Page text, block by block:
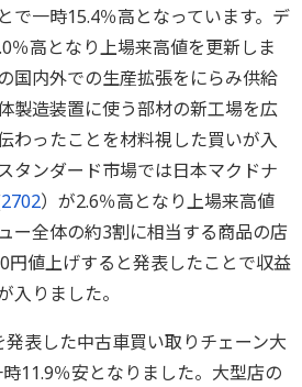
で一時15.4％高となっています。デ
％高となり上場来高値を更新しま
国内外での生産拡張をにらみ供給
製造装置に使う部材の新工場を広
わったことを材料視した買いが入
タンダード市場では日本マクドナ
2702）が2.6％高となり上場来高値
ー全体の約3割に相当する商品の店
円値上げすると発表したことで収益
入りました。
表した中古車買い取りチェーン大
11.9％安となりました。大型店の